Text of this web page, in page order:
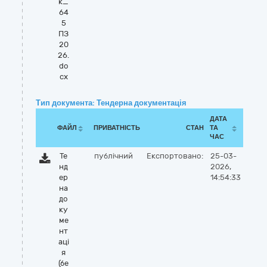
64
5
ПЗ
20
26.
do
cx
Тип документа: Тендерна документація
ФАЙЛ ПРИВАТНІСТЬ СТАН
ДАТА
ТА
ЧАС
Те
нд
ер
на
до
ку
ме
нт
аці
я
(бе
публічний Експортовано:
25-03-
2026,
14:54:33